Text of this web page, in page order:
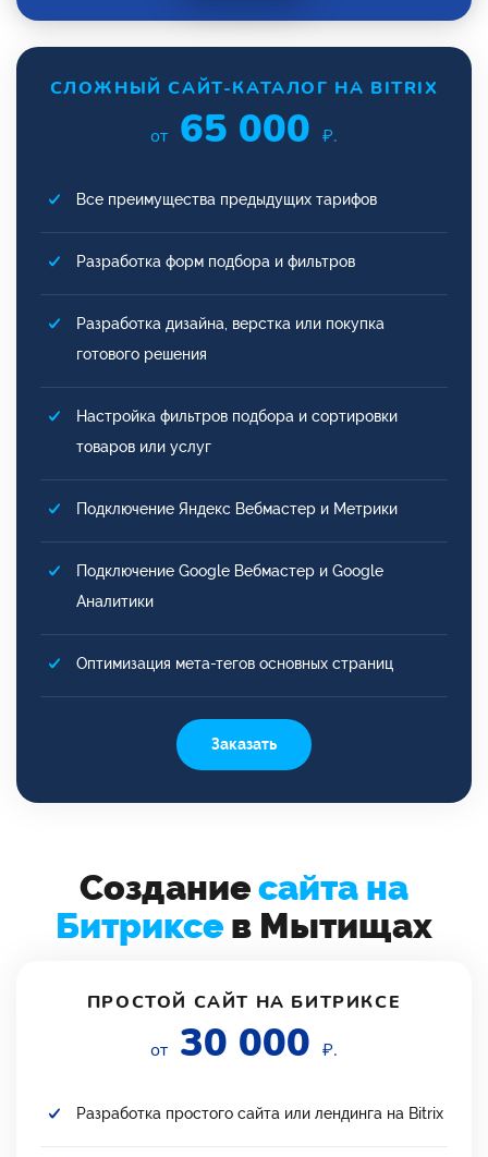
СЛОЖНЫЙ САЙТ-КАТАЛОГ НА BITRIX
от 65 000 ₽.
Все преимущества предыдущих тарифов
Разработка форм подбора и фильтров
Разработка дизайна, верстка или покупка
готового решения
Настройка фильтров подбора и сортировки
товаров или услуг
Подключение Яндекс Вебмастер и Метрики
Подключение Google Вебмастер и Google
Аналитики
Оптимизация мета-тегов основных страниц
Заказать
Созданиесайта на
Битриксе в Мытищах
ПРОСТОЙ САЙТ НА БИТРИКСЕ
от 30 000 ₽.
Разработка простого сайта или лендинга на Bitrix